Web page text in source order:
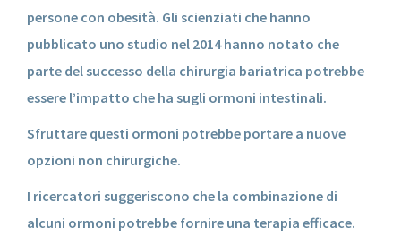
persone con obesità. Gli scienziati che hanno
pubblicato uno studio nel 2014 hanno notato che
parte del successo della chirurgia bariatrica potrebbe
essere l’impatto che ha sugli ormoni intestinali.
Sfruttare questi ormoni potrebbe portare a nuove
opzioni non chirurgiche.
I ricercatori suggeriscono che la combinazione di
alcuni ormoni potrebbe fornire una terapia efficace.